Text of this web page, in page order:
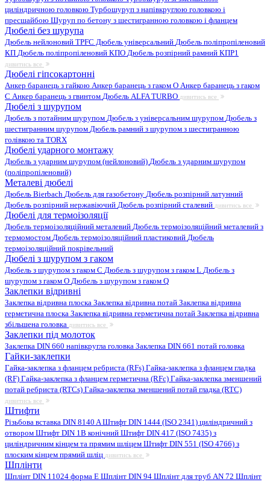
циліндричною головкою Турбошуруп з напівкруглою головкою і
пресшайбою Шуруп по бетону з шестигранною головкою і фланцем
Дюбелі без шурупа
Дюбель нейлоновий TPFC Дюбель універсальний Дюбель поліпропіленовий
КП Дюбель поліпропіленовий КПО Дюбель розпірний рамний КПР1
дивитись все
Дюбелі гіпсокартонні
Анкер баранець з гайкою Анкер баранець з гаком O Анкер баранець з гаком
С Анкер баранець з гвинтом Дюбель ALFA TURBO дивитись все
Дюбелі з шурупом
Дюбель з потайним шурупом Дюбель з універсальним шурупом Дюбель з
шестигранним шурупом Дюбель рамний з шурупом з шестигранною
голівкою та TORX
Дюбелі ударного монтажу
Дюбель з ударним шурупом (нейлоновий) Дюбель з ударним шурупом
(поліпропіленовий)
Металеві дюбелі
Дюбель Bierbach Дюбель для газобетону Дюбель розпірний латунний
Дюбель розпірний нержавіючий Дюбель розпірний сталевий дивитись все
Дюбелі для термоізоляції
Дюбель термоізоляційний металевий Дюбель термоізоляційний металевий з
термомостом Дюбель термоізоляційний пластиковий Дюбель
термоізоляційний покрівельний
Дюбелі з шурупом з гаком
Дюбель з шурупом з гаком C Дюбель з шурупом з гаком L Дюбель з
шурупом з гаком O Дюбель з шурупом з гаком Q
Заклепки відривні
Заклепка відривна плоска Заклепка відривна потай Заклепка відривна
герметична плоска Заклепка відривна герметична потай Заклепка відривна
збільшена головка дивитись все
Заклепки під молоток
Заклепка DIN 660 напівкругла головка Заклепка DIN 661 потай головка
Гайки-заклепки
Гайка-заклепка з фланцем ребриста (RFs) Гайка-заклепка з фланцем гладка
(RF) Гайка-заклепка з фланцем герметична (RFc) Гайка-заклепка зменшений
потай ребриста (RTCs) Гайка-заклепка зменшений потай гладка (RTC)
дивитись все
Штифти
Різьбова вставка DIN 8140 AШтифт DIN 1444 (ISO 2341) циліндричний з
отвором Штифт DIN 1B конічний Штифт DIN 417 (ISO 7435) з
циліндричним кінцем та прямим шліцем Штифт DIN 551 (ISO 4766) з
плоским кінцем прямий шліц дивитись все
Шплінти
Шплінт DIN 11024 форма E Шплінт DIN 94 Шплінт для труб AN 72 Шплінт